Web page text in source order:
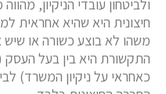
ולביטחון עובדי הניקיון,
חיצונית היא שהיא אחראית
משהו לא בוצע כשורה או
התקשורת היא בין בעל
כאחראי על ניקיון המשרד)